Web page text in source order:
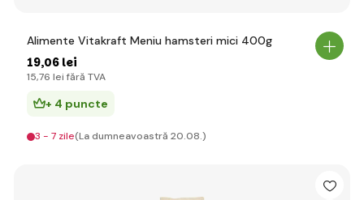
Alimente Vitakraft Meniu hamsteri mici 400g
19,06 lei
15,76 lei fără TVA
+ 4 puncte
3 - 7 zile(La dumneavoastră 20.08.)